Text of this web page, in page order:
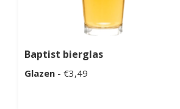
Baptist bierglas
Glazen - €3,49